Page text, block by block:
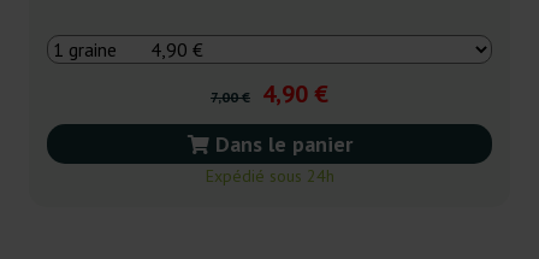
7,00 € 4,90 €
Dans le panier
Expédié sous 24h